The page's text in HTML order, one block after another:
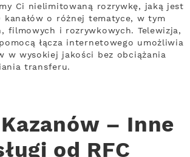
Ci nielimitowaną rozrywkę, jaką jest
kanałów o różnej tematyce, w tym
filmowych i rozrywkowych. Telewizja,
łącza internetowego umożliwia
w wysokiej jakości bez obciążania
transferu.
– Inne
od RFC